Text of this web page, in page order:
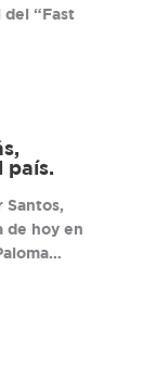
“Fast
país.
Santos,
de hoy en